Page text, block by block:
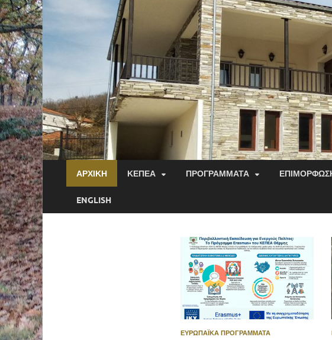
ΑΡΧΙΚΉ ΚΕΠΕΑ ΠΡΟΓΡΆΜΜΑΤΑ
ENGLISH
ΕΥΡΩΠΑΪΚΆ ΠΡΟΓΡΆΜΜΑΤΑ